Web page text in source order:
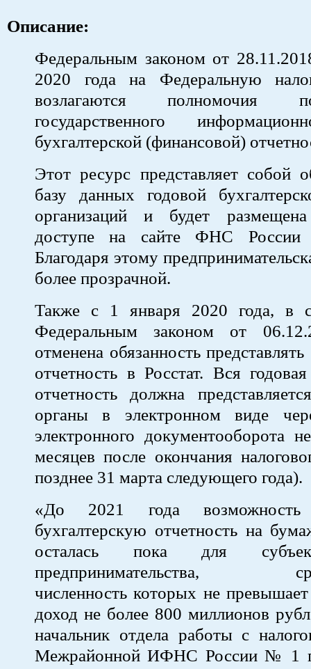
Описание:
Федеральным законом от
2020 года на Федеральную
возлагаются полномочия
государственного
бухгалтерской (финансовой)
Этот ресурс представляет собой
базу данных годовой
организаций и будет
доступе на сайте ФНС России
Благодаря этому
более прозрачной.
Также с 1 января 2020 года, в
Федеральным законом от
отменена обязанность
отчетность в Росстат. Вся годовая
отчетность должна
органы в электронном виде
электронного документооборота
месяцев после окончания
позднее 31 марта следующего года).
«До 2021 года возможность
бухгалтерскую отчетность на
осталась пока для
предпринимательства,
численность которых не
доход не более 800 миллионов
начальник отдела работы с
Межрайонной ИФНС России № 1